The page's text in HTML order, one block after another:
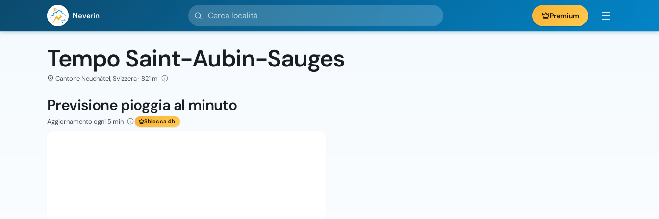
Neverin
Cerca località
Premium
Tempo Saint-Aubin-Sauges
Cantone Neuchâtel, Svizzera · 821 m
Previsione pioggia al minuto
Aggiornamento ogni 5 min Sblocca 4h